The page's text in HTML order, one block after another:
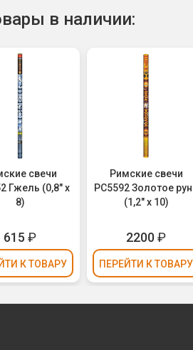
в наличии:
свечи
Гжель (0,8" х
8)
615 ₽
К ТОВАРУ
Римские свечи
РС5592 Золотое
(1,2" х 10)
2200₽
ПЕРЕЙТИ К ТОВАРУ